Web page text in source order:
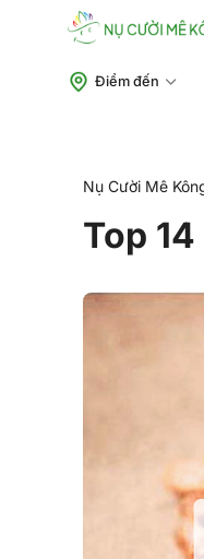
Điểm đến
Nụ Cười Mê
Top